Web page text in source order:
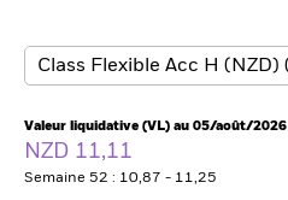
France
Change location
Valeur liquidative (VL) au 05/août/2026
NZD 11,11
Semaine 52 : 10,87 - 11,25